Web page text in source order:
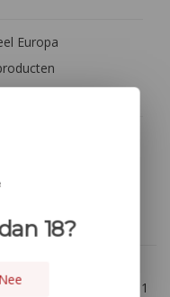
Europa
1
18?
Nee